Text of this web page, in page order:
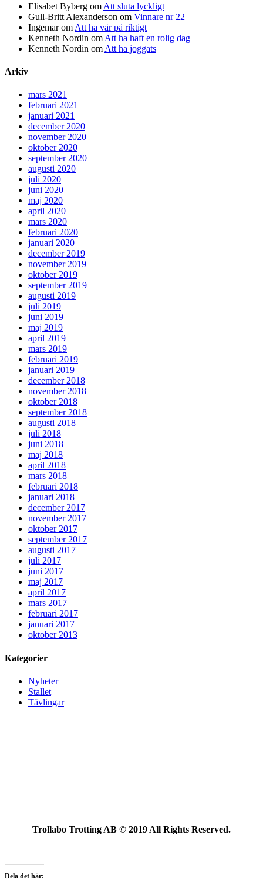
Elisabet Byberg om Att sluta lyckligt
Gull-Britt Alexanderson om Vinnare nr 22
Ingemarom Att ha vår på riktigt
Kenneth Nordin om Att ha haft en rolig dag
Kenneth Nordin om Att ha joggats
Arkiv
mars 2021
februari 2021
januari 2021
december 2020
november 2020
oktober 2020
september 2020
augusti 2020
juli 2020
juni 2020
maj 2020
april 2020
mars 2020
februari 2020
januari 2020
december 2019
november 2019
oktober 2019
september 2019
augusti 2019
juli 2019
juni 2019
maj 2019
april 2019
mars 2019
februari 2019
januari 2019
december 2018
november 2018
oktober 2018
september 2018
augusti 2018
juli 2018
juni 2018
maj 2018
april 2018
mars 2018
februari 2018
januari 2018
december 2017
november 2017
oktober 2017
september 2017
augusti 2017
juli 2017
juni 2017
maj 2017
april 2017
mars 2017
februari 2017
januari 2017
oktober 2013
Kategorier
Nyheter
Stallet
Tävlingar
Trollabo Trotting AB © 2019 All Rights Reserved.
Dela det här: